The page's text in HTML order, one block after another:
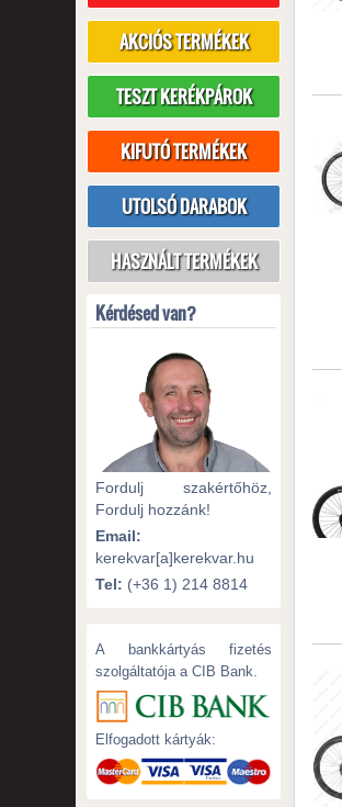
AKCIÓS TERMÉKEK
TESZT KERÉKPÁROK
KIFUTÓ TERMÉKEK
UTOLSÓ DARABOK
HASZNÁLT TERMÉKEK
Kérdésed van?
Fordulj szakértőhöz,
Fordulj hozzánk!
Email:
kerekvar[a]kerekvar.hu
Tel: (+36 1) 214 8814
A bankkártyás fizetés
szolgáltatója a CIB Bank.
Elfogadott kártyák: